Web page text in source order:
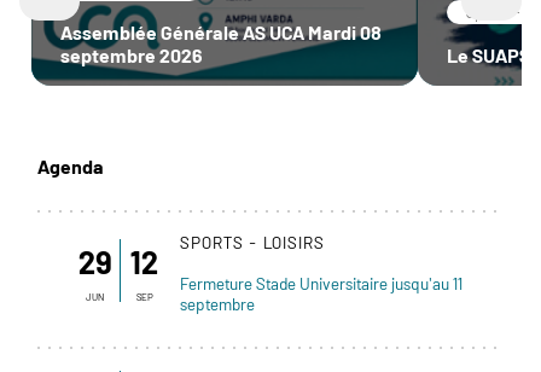
Assemblée Générale AS UCA Mardi 08
septembre 2026
Sports -
Le SUAPS
Agenda
29
JUN
12
SEP
SPORTS - LOISIRS
Fermeture Stade Universitaire jusqu'au 11
septembre